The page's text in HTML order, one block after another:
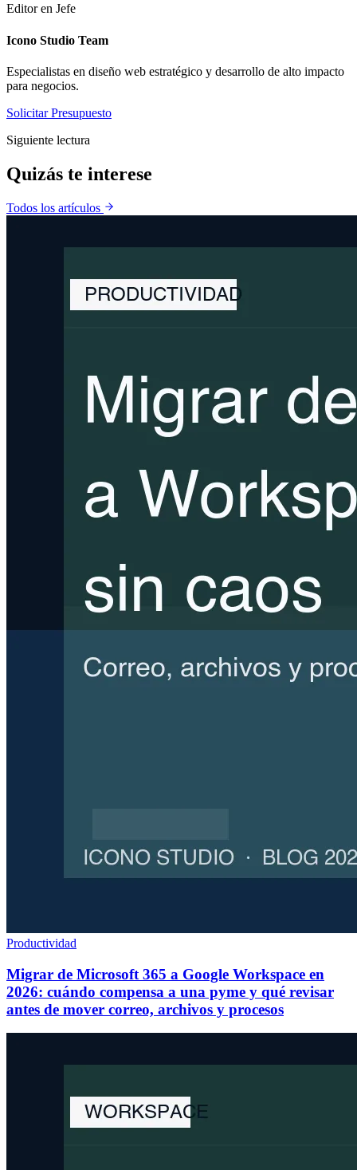
Editor en Jefe
Icono Studio Team
Especialistas en diseño web estratégico y desarrollo de alto impacto
para negocios.
Solicitar Presupuesto
Siguiente lectura
Quizás te interese
Todos los artículos
Productividad
Migrar de Microsoft 365 a Google Workspace en
2026: cuándo compensa a una pyme y qué revisar
antes de mover correo, archivos y procesos